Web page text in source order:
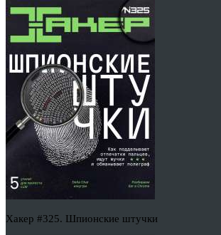
Хакер #325. Шпионские штучки